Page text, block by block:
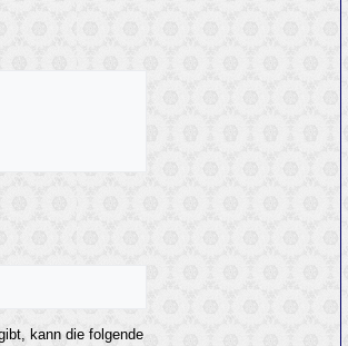
kann die folgende